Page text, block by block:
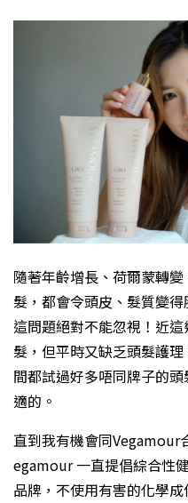
隨著年齡增長、荷爾蒙轉
髮，都會令頭皮、髮質變
這問題絕對不能忽視！近
髮，但平時又缺乏頭髮護
間都試過好多唔同牌子的
適的。
直到我有機會同Vegamour
egamour 一直提倡綜合性
品牌，不使用有害的化學